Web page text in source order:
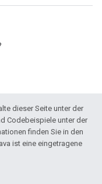
dieser Seite unter der
Codebeispiele unter der
finden Sie in den
ist eine eingetragene